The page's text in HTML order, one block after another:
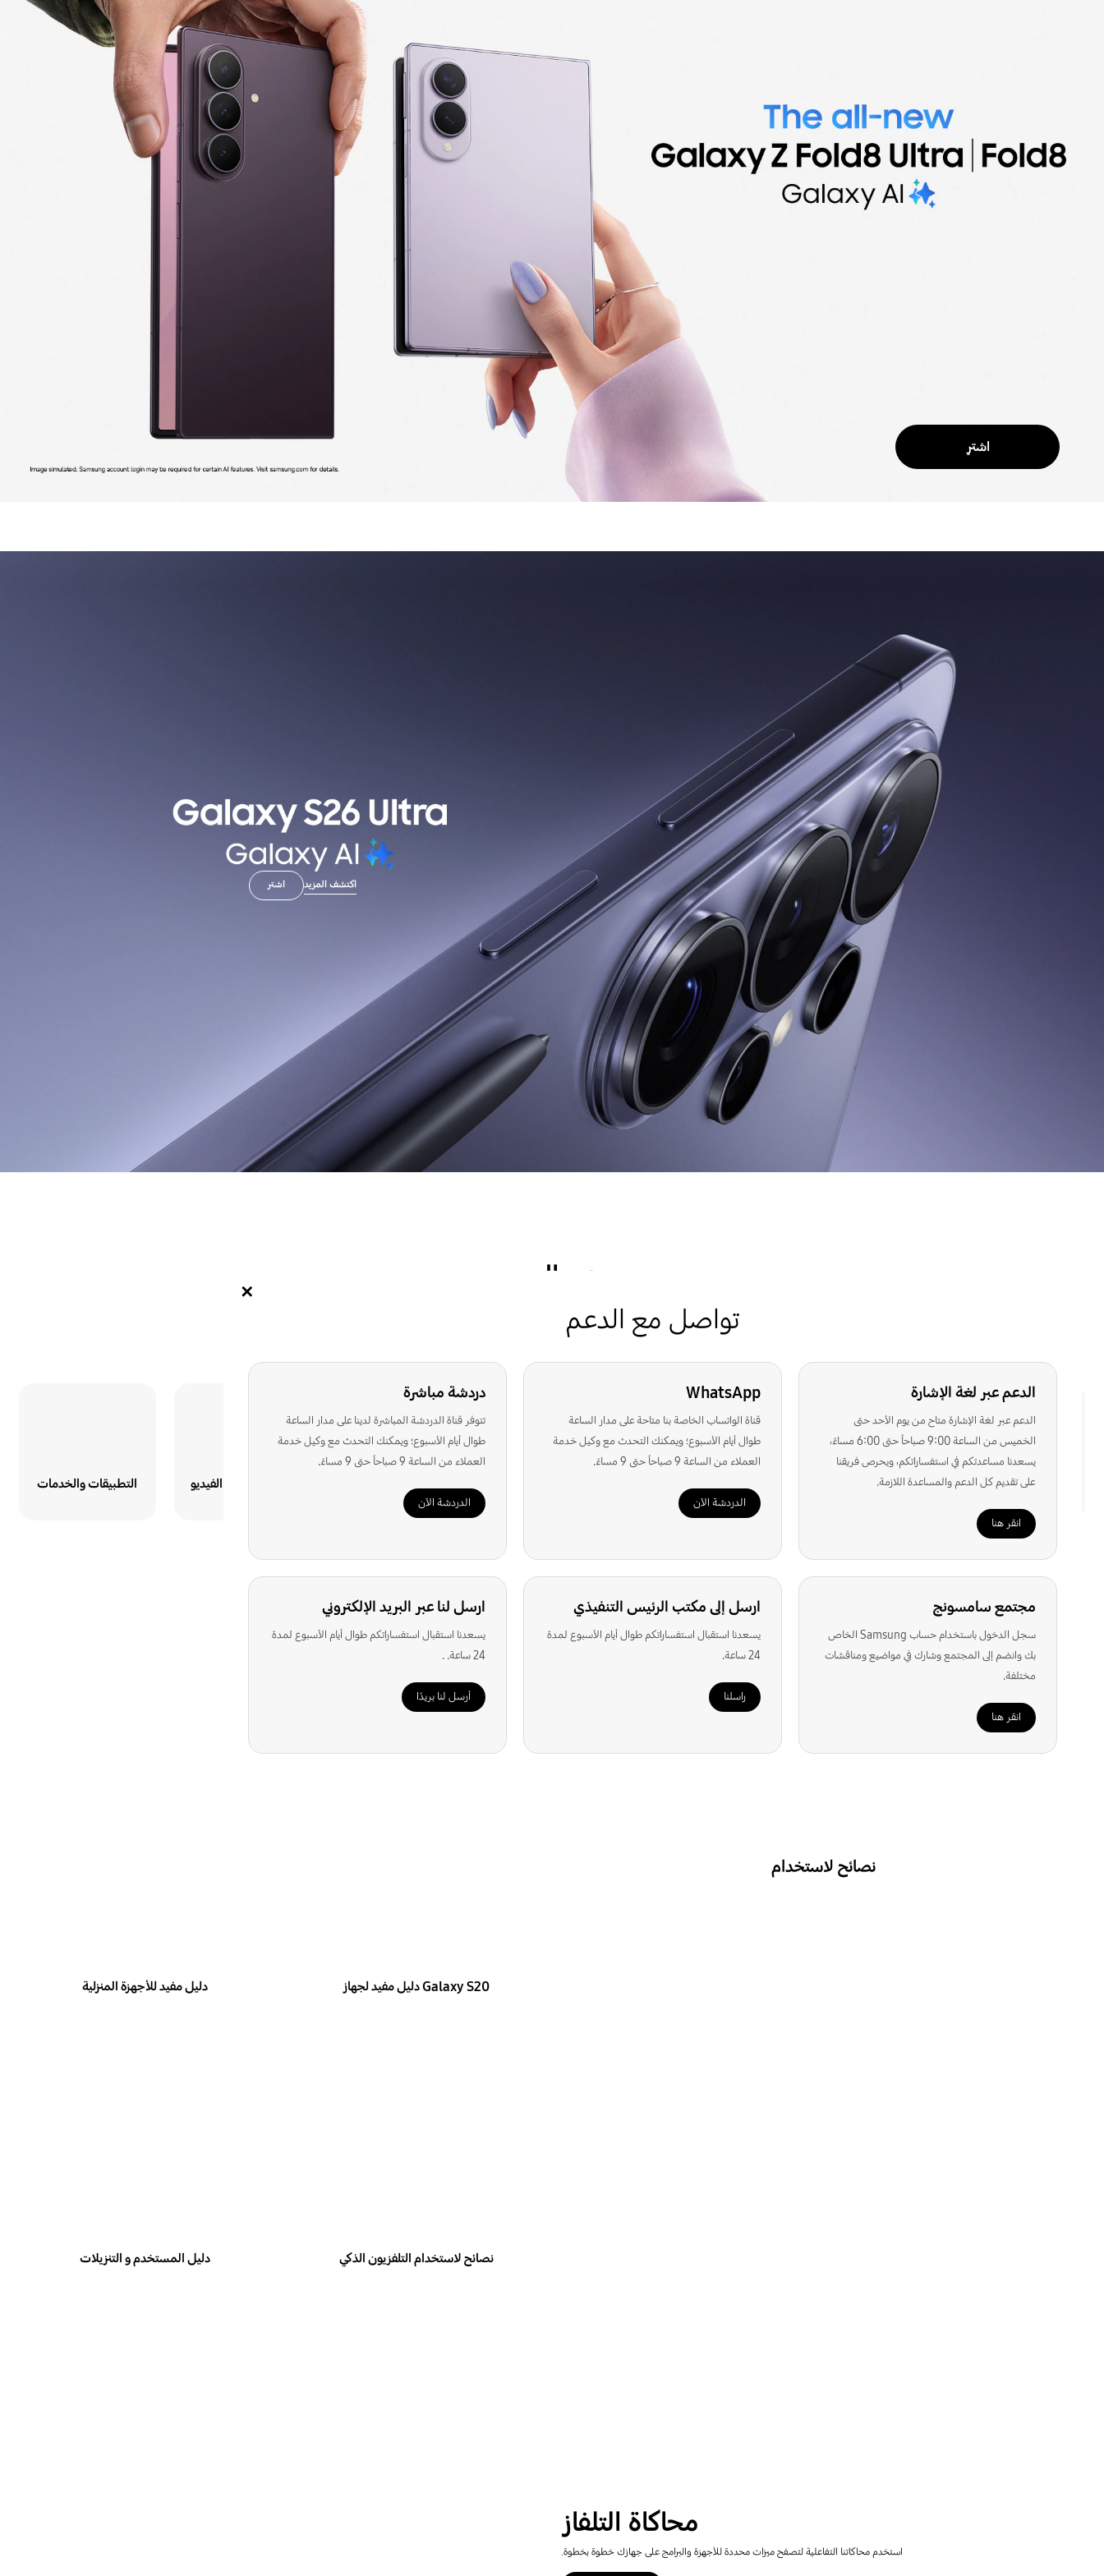
اشترِ
اكتشف المزيد اشتر
✕
تواصل مع الدعم
الدعم عبر لغة الإشارة
الدعم عبر لغة الإشارة متاح من يوم الأحد حتى
الخميس من الساعة 9:00 صباحاً حتى 6:00 مساءً،
يسعدنا مساعدتكم في استفساراتكم، ويحرص فريقنا
على تقديم كل الدعم والمساعدة اللازمة.
انقر هنا
WhatsApp
قناة الواتساب الخاصة بنا متاحة على مدار الساعة
طوال أيام الأسبوع؛ ويمكنك التحدث مع وكيل خدمة
العملاء من الساعة 9 صباحاً حتى 9 مساءً.
الدردشة الآن
دردشة مباشرة
تتوفر قناة الدردشة المباشرة لدينا على مدار الساعة
طوال أيام الأسبوع؛ ويمكنك التحدث مع وكيل خدمة
العملاء من الساعة 9 صباحاً حتى 9 مساءً.
الدردشة الآن
مجتمع سامسونج
سجل الدخول باستخدام حساب Samsung الخاص
بك وانضم إلى المجتمع وشارك في مواضيع ومناقشات
مختلفة.
انقر هنا
ارسل إلى مكتب الرئيس التنفيذي
يسعدنا استقبال استفساراتكم طوال أيام الأسبوع لمدة
24 ساعة.
راسلنا
ارسل لنا عبر البريد الإلكتروني
يسعدنا استقبال استفساراتكم طوال أيام الأسبوع لمدة
24 ساعة. .
أرسل لنا بريدًا
دعم المنتج
احصل على المساعدة والعثور على الإجابات وتنزيل برامج التشغيل والأدلة والمزيد.
الهاتف المحمول
التلفزيونات وأجهزة
الأجهزة المنزلية الشاشات الكاميرا وكاميرا الفيديو التطبيقات والخدمات
البحث عن معلومات إضافية
كيف
نصائح لاستخدام
Galaxy S20 دليل مفيد لجهاز
نصائح لاستخدام التلفزيون الذكي
دليل مفيد للأجهزة المنزلية
دليل المستخدم و التنزيلات
محاكاة التلفاز
استخدم محاكاتنا التفاعلية لتصفح ميزات محددة للأجهزة والبرامج على جهازك خطوة بخطوة.